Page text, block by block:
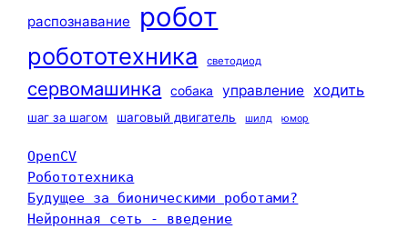
распознавание робот
робототехника светодиод
сервомашинка собака управление ходить
шаг за шагом шаговый двигатель шилд юмор
OpenCV
Робототехника
Будущее за бионическими роботами?
Нейронная сеть - введение